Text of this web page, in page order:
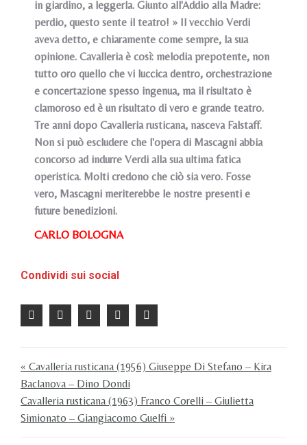
in giardino, a leggerla. Giunto all'Addio alla Madre:
perdio, questo sente il teatro! » Il vecchio Verdi
aveva detto, e chiaramente come sempre, la sua
opinione. Cavalleria è così: melodia prepotente, non
tutto oro quello che vi luccica dentro, orchestrazione
e concertazione spesso ingenua, ma il risultato è
clamoroso ed è un risultato di vero e grande teatro.
Tre anni dopo Cavalleria rusticana, nasceva Falstaff.
Non si può escludere che l'opera di Mascagni abbia
concorso ad indurre Verdi alla sua ultima fatica
operistica. Molti credono che ciò sia vero. Fosse
vero, Mascagni meriterebbe le nostre presenti e
future benedizioni.
CARLO BOLOGNA
Condividi sui social
« Cavalleria rusticana (1956) Giuseppe Di Stefano – Kira
Baclanova – Dino Dondi
Cavalleria rusticana (1963) Franco Corelli – Giulietta
Simionato – Giangiacomo Guelfi »